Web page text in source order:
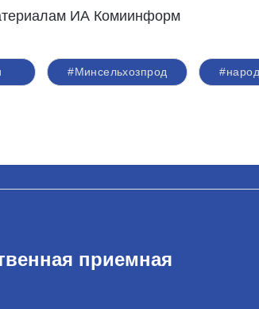
ИА Комиинформ
#Минсельхозпрод
приемная